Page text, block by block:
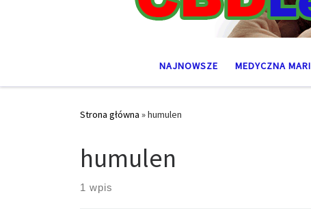
NAJNOWSZE MEDYCZNA
Strona główna »humulen
humulen
1 wpis